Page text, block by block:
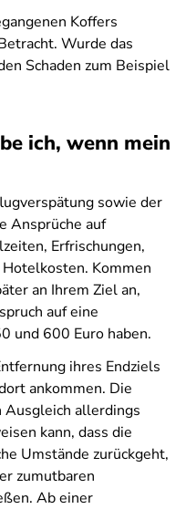
Koffers
Wurde das
Schaden zum Beispiel
ich, wenn mein
sowie der
Ansprüche auf
Erfrischungen,
Kommen
an Ihrem Ziel an,
auf eine
und 600 Euro haben.
ihres Endziels
ankommen. Die
Ausgleich allerdings
kann, dass die
Umstände zurückgeht,
zumutbaren
Ab einer